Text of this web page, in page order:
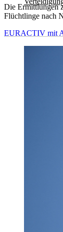
Die Ermittlungen
Flüchtlinge nach
EURACTIV mit